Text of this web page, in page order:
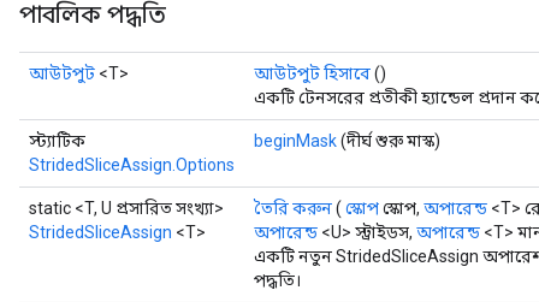
পাবলিক পদ্ধতি
আউটপুট <T> আউটপুট হিসাবে()
একটি টেনসরের প্রতীকী হ্যান্ডেল প্রদান
স্ট্যাটিক
StridedSliceAssign.Options
beginMask(দীর্ঘ শুরু মাস্ক)
static <T, U প্রসারিত সংখ্যা>
StridedSliceAssign <T>
তৈরি করুন( স্কোপস্কোপ, অপারেন্ড <T>
অপারেন্ড <U> স্ট্রাইডস, অপারেন্ড <T>
একটি নতুন StridedSliceAssign
পদ্ধতি।